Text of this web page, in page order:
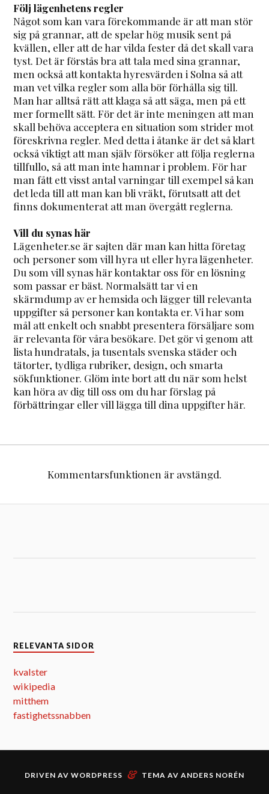
Följ lägenhetens regler
Något som kan vara förekommande är att man stör
sig på grannar, att de spelar hög musik sent på
kvällen, eller att de har vilda fester då det skall vara
tyst. Det är förstås bra att tala med sina grannar,
men också att kontakta hyresvärden i Solna så att
man vet vilka regler som alla bör förhålla sig till.
Man har alltså rätt att klaga så att säga, men på ett
mer formellt sätt. För det är inte meningen att man
skall behöva acceptera en situation som strider mot
föreskrivna regler. Med detta i åtanke är det så klart
också viktigt att man själv försöker att följa reglerna
tillfullo, så att man inte hamnar i problem. För har
man fått ett visst antal varningar till exempel så kan
det leda till att man kan bli vräkt, förutsatt att det
finns dokumenterat att man övergått reglerna.
Vill du synas här
Lägenheter.se är sajten där man kan hitta företag
och personer som vill hyra ut eller hyra lägenheter.
Du som vill synas här kontaktar oss för en lösning
som passar er bäst. Normalsätt tar vi en
skärmdump av er hemsida och lägger till relevanta
uppgifter så personer kan kontakta er. Vi har som
mål att enkelt och snabbt presentera försäljare som
är relevanta för våra besökare. Det gör vi genom att
lista hundratals, ja tusentals svenska städer och
tätorter, tydliga rubriker, design, och smarta
sökfunktioner. Glöm inte bort att du när som helst
kan höra av dig till oss om du har förslag på
förbättringar eller vill lägga till dina uppgifter här.
Kommentarsfunktionen är avstängd.
RELEVANTA SIDOR
kvalster
wikipedia
mitthem
fastighetssnabben
DRIVEN AV WORDPRESS & TEMA AV ANDERS NORÉN